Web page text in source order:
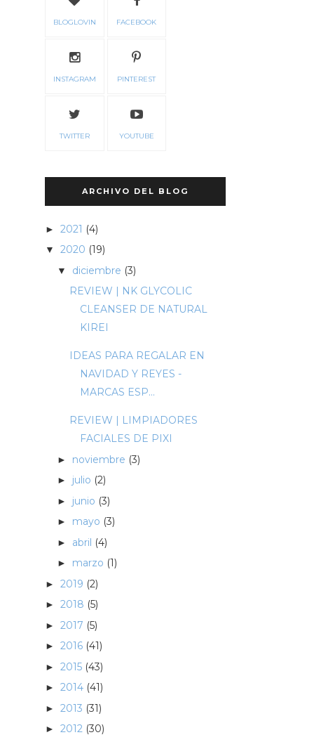
BLOGLOVIN FACEBOOK
INSTAGRAM PINTEREST
TWITTER YOUTUBE
ARCHIVO DEL BLOG
► 2021 (4)
▼ 2020 (19)
▼ diciembre (3)
REVIEW | NK GLYCOLIC
CLEANSER DE NATURAL
KIREI
IDEAS PARA REGALAR EN
NAVIDAD Y REYES -
MARCAS ESP...
REVIEW | LIMPIADORES
FACIALES DE PIXI
► noviembre (3)
► julio (2)
► junio (3)
► mayo (3)
► abril (4)
► marzo (1)
► 2019 (2)
► 2018 (5)
► 2017 (5)
► 2016 (41)
► 2015 (43)
► 2014 (41)
► 2013 (31)
► 2012 (30)